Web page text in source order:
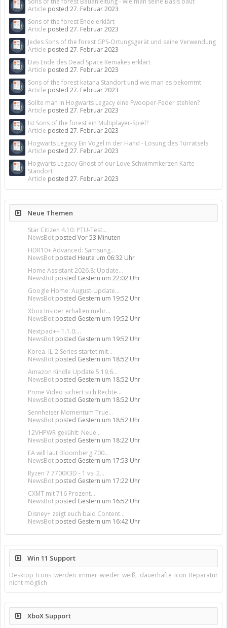
Article posted 27. Februar 2023
Sons of the forest Ende erklärt
Article posted 27. Februar 2023
Jedes Sons of the forest GPS-Ortungsgerät und seine Verwendung
Article posted 27. Februar 2023
Das Ende des Dead Space Remakes erklärt
Article posted 27. Februar 2023
Sons of the forest katana Standort und wie man es bekommt
Article posted 27. Februar 2023
Sollte man in Hogwarts Legacy eine Fwooper-Feder stehlen?
Article posted 27. Februar 2023
Ist Sons of the forest ein Multiplayer-Spiel?
Article posted 27. Februar 2023
Hogwarts Legacy Ein Vogel in der Hand - Lösung des Türrätsels
Article posted 27. Februar 2023
Hogwarts Legacy Ghost of our Love Schwimmkerzen Karte
Standort
Article posted 27. Februar 2023
Neue Themen
Star Citizen 4.10: PTU-Test...
NewsBot posted Vor 53 Minuten
HDR10+ Advanced: Samsung...
NewsBot posted Heute um 06:32 Uhr
Home Assistant 2026.8: Update...
NewsBot posted Gestern um 22:02 Uhr
Google Home: August-Update...
NewsBot posted Gestern um 19:52 Uhr
Xbox Insider erhalten mehr...
NewsBot posted Gestern um 19:52 Uhr
Nextpad++ 1.1.0:...
NewsBot posted Gestern um 19:52 Uhr
Korea. IL-2 Series startet mit...
NewsBot posted Gestern um 18:52 Uhr
Amazon Kindle Update 5.19.6...
NewsBot posted Gestern um 18:52 Uhr
Prime Video sichert sich Rechte...
NewsBot posted Gestern um 18:52 Uhr
Sennheiser Momentum True...
NewsBot posted Gestern um 18:52 Uhr
12VHPWR gekühlt: Neue...
NewsBot posted Gestern um 18:22 Uhr
EA will laut Bloomberg 700...
NewsBot posted Gestern um 17:53 Uhr
Ryzen 7 7700X3D - 1 vs. 2...
NewsBot posted Gestern um 17:22 Uhr
CXMT mit 716 Prozent...
NewsBot posted Gestern um 16:52 Uhr
Disney+ zeigt euch bald Content...
NewsBot posted Gestern um 16:42 Uhr
Win 11 Support
Desktop Icons werden immer wieder weiß, dauerhafte Icon Reparatur
nicht möglich
XboX Support